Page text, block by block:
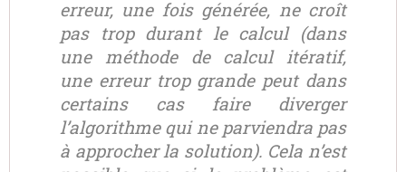
erreur, une fois générée, ne croît
pas trop durant le calcul (dans
une méthode de calcul itératif,
une erreur trop grande peut dans
certains cas faire diverger
l’algorithme qui ne parviendra pas
à approcher la solution). Cela n’est